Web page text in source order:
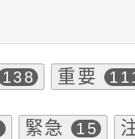
138 重要
緊急 15